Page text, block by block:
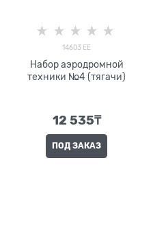
14603 EE
Набор аэродромной
техники №4 (тягачи)
12 535₸
ПОД ЗАКАЗ